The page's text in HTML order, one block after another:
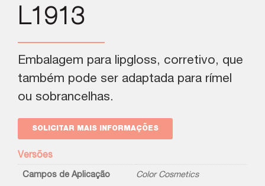
L1913
Embalagem para lipgloss, corretivo, que
também pode ser adaptada para rímel
ou sobrancelhas.
SOLICITAR MAIS INFORMAÇÕES
Versões
Campos de Aplicação Color Cosmetics